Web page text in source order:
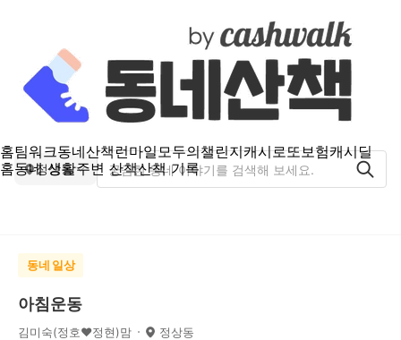
홈팀워크동네산책런마일모두의챌린지캐시로또보험캐시딜
홈동네 생활주변 산책산책 기록
정상동
동네 일상
아침운동
김미숙(정호♥정현)맘 정상동